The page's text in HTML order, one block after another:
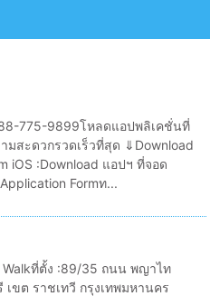
775-9899โหลดแอปพลิเคชั่นที่
มสะดวกรวดเร็วที่สุด ⇓Download
iOS :Download แอปฯ ที่จอด
Formท...
Walkที่ตั้ง :89/35 ถนน พญาไท
ขต ราชเทวี กรุงเทพมหานคร